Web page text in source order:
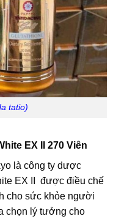
tatio)
EX II 270 Viên
là công ty dược
EX II được điều chế
cho sức khỏe người
chọn lý tưởng cho